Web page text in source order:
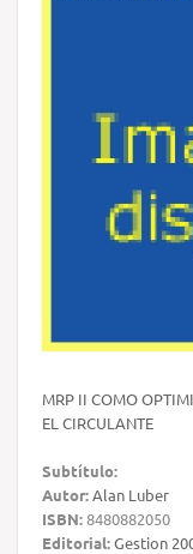
MRP II COMO
EL CIRCULANTE
Subtítulo:
Autor:Alan Luber
ISBN:8480882050
Editorial:Gestion